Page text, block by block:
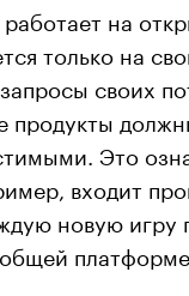
на
только на
своих
продукты
Это
входит
новую игру
платформе.